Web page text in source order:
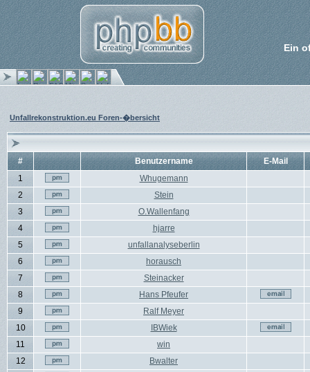
Ein
Unfallrekonstruktion.eu Foren-�bersicht
# Benutzername
E-Mail
1
Whugemann
2
Stein
3
O.Wallenfang
4
hjarre
5
unfallanalyseberlin
6
horausch
7
Steinacker
8
Hans Pfeufer
9
Ralf Meyer
10
IBWiek
11
win
12
Bwalter